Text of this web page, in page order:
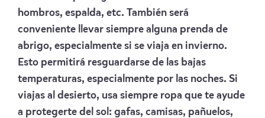
hombros, espalda, etc. También será
conveniente llevar siempre alguna prenda de
abrigo, especialmente si se viaja en invierno.
Esto permitirá resguardarse de las bajas
temperaturas, especialmente por las noches. Si
viajas al desierto, usa siempre ropa que te ayude
a protegerte del sol: gafas, camisas, pañuelos,